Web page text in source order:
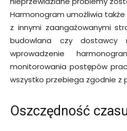
Harmonogram umożliwia
z innymi zaangażowanymi
budowlana czy dostawcy
wprowadzenie
monitorowania postępów
wszystko przebiega zgodnie z
Oszczędność